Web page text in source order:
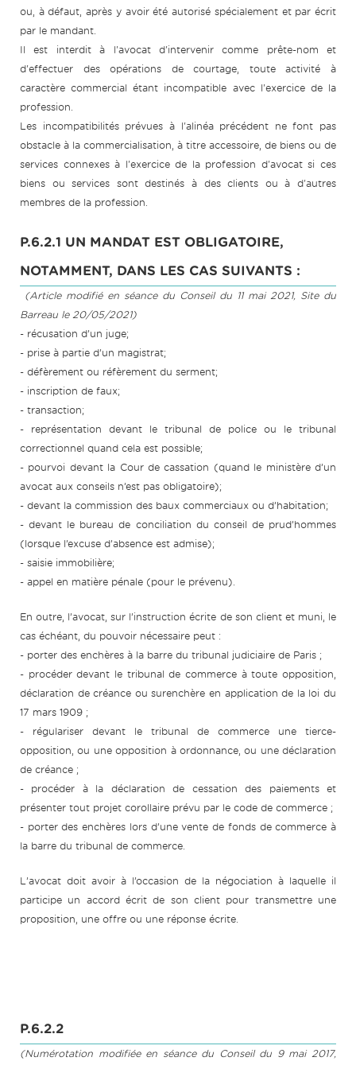
ou, à défaut, après y avoir été autorisé spécialement et par écrit
par le mandant.
Il est interdit à l'avocat d'intervenir comme prête-nom et
d'effectuer des opérations de courtage, toute activité à
caractère commercial étant incompatible avec l'exercice de la
profession.
Les incompatibilités prévues à l'alinéa précédent ne font pas
obstacle à la commercialisation, à titre accessoire, de biens ou de
services connexes à l'exercice de la profession d'avocat si ces
biens ou services sont destinés à des clients ou à d'autres
membres de la profession.
P.6.2.1 UN MANDAT EST OBLIGATOIRE,
NOTAMMENT, DANS LES CAS SUIVANTS :
(Article modifié en séance du Conseil du 11 mai 2021, Site du
Barreau le 20/05/2021)
- récusation d’un juge;
- prise à partie d’un magistrat;
- défèrement ou réfèrement du serment;
- inscription de faux;
- transaction;
- représentation devant le tribunal de police ou le tribunal
correctionnel quand cela est possible;
- pourvoi devant la Cour de cassation (quand le ministère d’un
avocat aux conseils n’est pas obligatoire);
- devant la commission des baux commerciaux ou d’habitation;
- devant le bureau de conciliation du conseil de prud’hommes
(lorsque l’excuse d’absence est admise);
- saisie immobilière;
- appel en matière pénale (pour le prévenu).
En outre, l’avocat, sur l’instruction écrite de son client et muni, le
cas échéant, du pouvoir nécessaire peut :
- porter des enchères à la barre du tribunal judiciaire de Paris ;
- procéder devant le tribunal de commerce à toute opposition,
déclaration de créance ou surenchère en application de la loi du
17 mars 1909 ;
- régulariser devant le tribunal de commerce une tierce-
opposition, ou une opposition à ordonnance, ou une déclaration
de créance ;
- procéder à la déclaration de cessation des paiements et
présenter tout projet corollaire prévu par le code de commerce ;
- porter des enchères lors d’une vente de fonds de commerce à
la barre du tribunal de commerce.
L’avocat doit avoir à l’occasion de la négociation à laquelle il
participe un accord écrit de son client pour transmettre une
proposition, une offre ou une réponse écrite.
P.6.2.2
(Numérotation modifiée en séance du Conseil du 9 mai 2017,